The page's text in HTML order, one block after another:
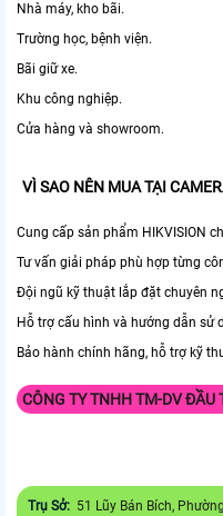
Nhà máy, kho bãi.
Trường học, bệnh viện.
Bãi giữ xe.
Khu công nghiệp.
Cửa hàng và showroom.
VÌ SAO NÊN MUA TẠI
Cung cấp sản phẩm HIKVISION
Tư vấn giải pháp phù hợp từng
Đội ngũ kỹ thuật lắp đặt chuyên
Hỗ trợ cấu hình và hướng dẫn sử
Bảo hành chính hãng, hỗ trợ kỹ
CÔNG TY TNHH TM-DV ĐẦU
Trụ Sở: 51 Lũy Bán Bích,